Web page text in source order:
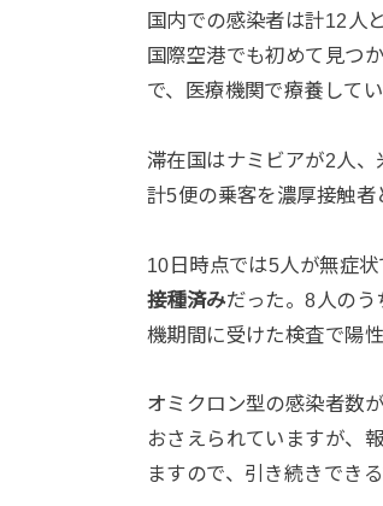
国内での感染者は計12人
国際空港でも初めて見つ
で、医療機関で療養してい
滞在国はナミビアが2人
計5便の乗客を濃厚接触者
10日時点では5人が無症
接種済みだった。8人のう
機期間に受けた検査で陽性
オミクロン型の感染者数
おさえられていますが、
ますので、引き続きでき